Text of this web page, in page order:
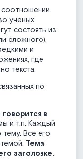
ученых
состоять из
сложного).
и
где
текста.
по
в
и т.п. Каждый
тему. Все его
Тема
заголовке.